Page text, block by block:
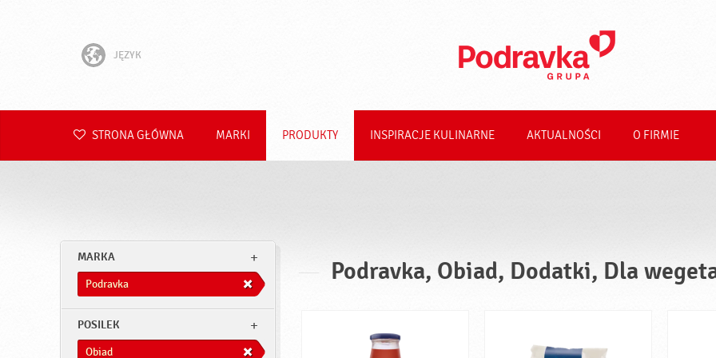
JĘZYK
Hrvatski
Română
STRONA GŁÓWNA MARKI PRODUKTY INSPIRACJE KULINARNE AKTUALNOŚCI O FIRMIE
MARKA
Podravka
POSILEK
Obiad
Podravka, Obiad, Dodatki, Dla